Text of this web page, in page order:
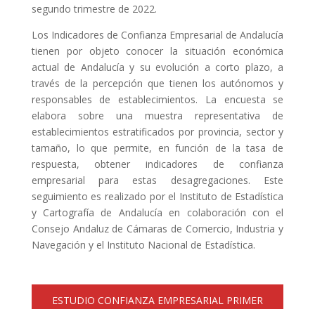
segundo trimestre de 2022.
Los Indicadores de Confianza Empresarial de Andalucía
tienen por objeto conocer la situación económica
actual de Andalucía y su evolución a corto plazo, a
través de la percepción que tienen los autónomos y
responsables de establecimientos. La encuesta se
elabora sobre una muestra representativa de
establecimientos estratificados por provincia, sector y
tamaño, lo que permite, en función de la tasa de
respuesta, obtener indicadores de confianza
empresarial para estas desagregaciones. Este
seguimiento es realizado por el Instituto de Estadística
y Cartografía de Andalucía en colaboración con el
Consejo Andaluz de Cámaras de Comercio, Industria y
Navegación y el Instituto Nacional de Estadística.
ESTUDIO CONFIANZA EMPRESARIAL PRIMER